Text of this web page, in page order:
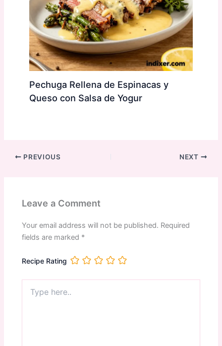
Pechuga Rellena de Espinacas y
Queso con Salsa de Yogur
PREVIOUS NEXT
Leave a Comment
Your email address will not be published. Required
fields are marked *
Recipe Rating
here..